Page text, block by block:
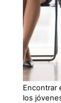
Encontrar
los